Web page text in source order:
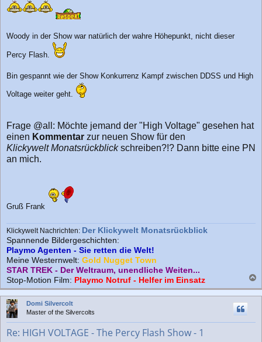
a
g
Woody in der Show war natürlich der wahre Höhepunkt, nicht dieser
Percy Flash.
Bin gespannt wie der Show Konkurrenz Kampf zwischen DDSS und High
Voltage weiter geht.
Frage @all: Möchte jemand der "High Voltage" gesehen hat
einen Kommentar zur neuen Show für den
Klickywelt Monatsrückblickschreiben?!? Dann bitte eine PN
an mich.
Gruß Frank
Klickywelt Nachrichten: Der Klickywelt Monatsrückblick
Spannende Bildergeschichten:
Playmo Agenten - Sie retten die Welt!
Meine Westernwelt: Gold Nugget Town
STAR TREK - Der Weltraum, unendliche Weiten...
Stop-Motion Film: Playmo Notruf - Helfer im Einsatz
a
c
Domi Silvercolt
Master of the Silvercolts
Re: HIGH VOLTAGE - The Percy Flash Show - 1